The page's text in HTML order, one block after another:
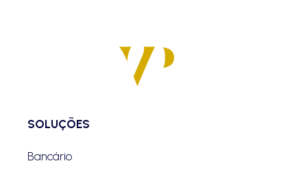
SOLUÇÕES
Bancário